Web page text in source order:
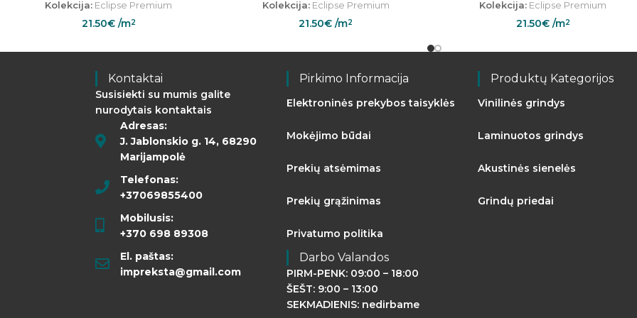
Kolekcija: Eclipse Premium
21.50€/m2
Kolekcija:Eclipse Premium
21.50€ /m2
Kolekcija: Eclipse Premium
21.50€/m2
Kontaktai
Susisiekti su mumis galite
nurodytais kontaktais
Adresas:
J. Jablonskio g. 14, 68290
Marijampolė
Telefonas:
+37069855400
Mobilusis:
+370 698 89308
El. paštas:
impreksta@gmail.com
Pirkimo Informacija
Elektroninės prekybos taisyklės
Mokėjimo būdai
Prekių atsėmimas
Prekių grąžinimas
Privatumo politika
Darbo Valandos
PIRM-PENK: 09:00 – 18:00
ŠEŠT: 9:00 – 13:00
SEKMADIENIS: nedirbame
Produktų Kategorijos
Vinilinės grindys
Laminuotos grindys
Akustinės sienelės
Grindų priedai